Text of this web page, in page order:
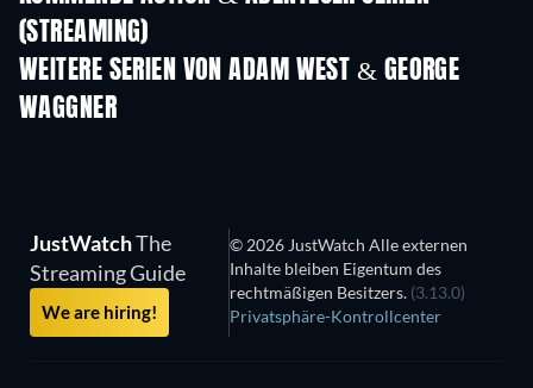
(STREAMING)Staffel 2
WEITERE SERIEN VON ADAM WEST & GEORGE
WAGGNER
JustWatchThe
Streaming Guide
We are hiring!
© 2026 JustWatch Alle externen
Inhalte bleiben Eigentum des
rechtmäßigen Besitzers. (3.13.0)
Privatsphäre-Kontrollcenter